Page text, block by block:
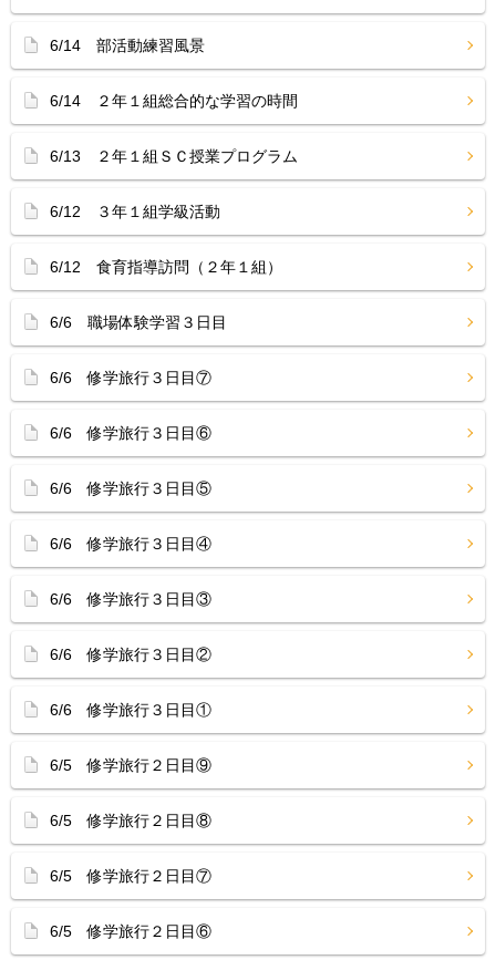
6/14 部活動練習風景
6/14 ２年１組総合的な学習の時間
6/13 ２年１組ＳＣ授業プログラム
6/12 ３年１組学級活動
6/12 食育指導訪問（２年１組）
6/6 職場体験学習３日目
6/6 修学旅行３日目⑦
6/6 修学旅行３日目⑥
6/6 修学旅行３日目⑤
6/6 修学旅行３日目④
6/6 修学旅行３日目③
6/6 修学旅行３日目②
6/6 修学旅行３日目①
6/5 修学旅行２日目⑨
6/5 修学旅行２日目⑧
6/5 修学旅行２日目⑦
6/5 修学旅行２日目⑥